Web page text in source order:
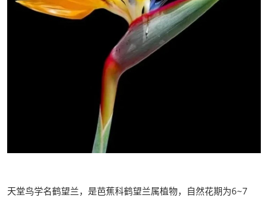
天堂鸟学名鹤望兰，是芭蕉科鹤望兰属植物，自然花期为6~7